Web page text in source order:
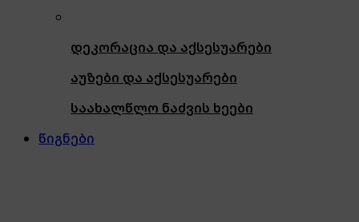
დეკორაცია და აქსესუარები
აუზები და აქსესუარები
საახალწლო ნაძვის ხეები
წიგნები